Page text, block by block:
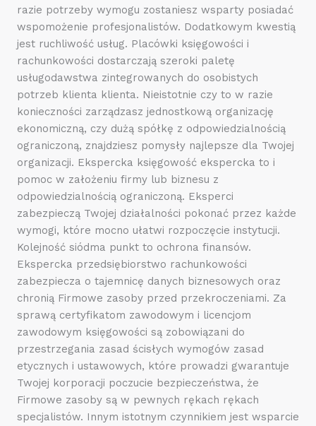
razie potrzeby wymogu zostaniesz wsparty posiadać
wspomożenie profesjonalistów. Dodatkowym kwestią
jest ruchliwość usług. Placówki księgowości i
rachunkowości dostarczają szeroki paletę
usługodawstwa zintegrowanych do osobistych
potrzeb klienta klienta. Nieistotnie czy to w razie
konieczności zarządzasz jednostkową organizację
ekonomiczną, czy dużą spółkę z odpowiedzialnością
ograniczoną, znajdziesz pomysły najlepsze dla Twojej
organizacji. Ekspercka księgowość ekspercka to i
pomoc w założeniu firmy lub biznesu z
odpowiedzialnością ograniczoną. Eksperci
zabezpieczą Twojej działalności pokonać przez każde
wymogi, które mocno ułatwi rozpoczęcie instytucji.
Kolejność siódma punkt to ochrona finansów.
Ekspercka przedsiębiorstwo rachunkowości
zabezpiecza o tajemnicę danych biznesowych oraz
chronią Firmowe zasoby przed przekroczeniami. Za
sprawą certyfikatom zawodowym i licencjom
zawodowym księgowości są zobowiązani do
przestrzegania zasad ścisłych wymogów zasad
etycznych i ustawowych, które prowadzi gwarantuje
Twojej korporacji poczucie bezpieczeństwa, że
Firmowe zasoby są w pewnych rękach rękach
specjalistów. Innym istotnym czynnikiem jest wsparcie